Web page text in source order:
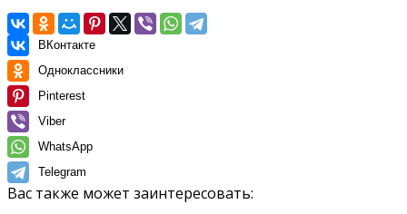
ВКонтакте
Одноклассники
Pinterest
Viber
WhatsApp
Telegram
Вас также может заинтересовать: